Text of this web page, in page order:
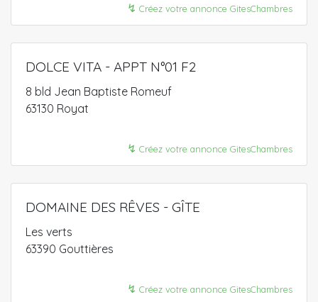
↯ Créez votre annonce GitesChambres
DOLCE VITA - APPT N°01 F2
8 bld Jean Baptiste Romeuf
63130 Royat
↯ Créez votre annonce GitesChambres
DOMAINE DES RÊVES - GÎTE
Les verts
63390 Gouttières
↯ Créez votre annonce GitesChambres